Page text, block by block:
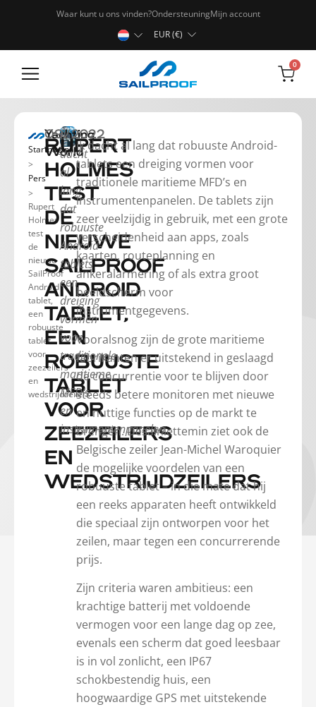
EUR (€)
Waar kunt u ons vinden?OndersteuningMijn account
0
Startpagina
>
Pers
>
Rupert
Holmes
test
de
nieuwe
SailProof
Android
tablet,
een
robuuste
tablet
voor
zeezeilers
en
wedstrijdzeilers
Yachting
World
09/2022
RUPERT
HOLMES
TEST
DE
NIEUWE
SAILPROOF
ANDROID
TABLET,
EEN
ROBUUSTE
TABLET
VOOR
ZEEZEILERS
EN
WEDSTRIJDZEILERS
Ik
dacht
al
lang
dat
robuuste
Android-
tablets
een
dreiging
vormen
voor
traditionele
maritieme
MFD’s
en
instrumentenpanelen.
Ik dacht al lang dat robuuste Android-
tablets een dreiging vormen voor
traditionele maritieme MFD’s en
instrumentenpanelen. De tablets zijn
zeer veelzijdig in gebruik, met een grote
verscheidenheid aan apps, zoals
kaarten, routeplanning en
ankeralarmering of als extra groot
beeldscherm voor
instrumentgegevens.
Vooralsnog zijn de grote maritieme
fabrikanten er uitstekend in geslaagd
de concurrentie voor te blijven door
steeds betere monitoren met nieuwe
en nuttige functies op de markt te
brengen. Desalniettemin ziet ook de
Belgische zeiler Jean-Michel Waroquier
de mogelijke voordelen van een
robuuste tablet – in die mate dat hij
een reeks apparaten heeft ontwikkeld
die speciaal zijn ontworpen voor het
zeilen, maar tegen een concurrerende
prijs.
Zijn criteria waren ambitieus: een
krachtige batterij met voldoende
vermogen voor een lange dag op zee,
evenals een scherm dat goed leesbaar
is in vol zonlicht, een IP67
schokbestendig huis, een
hoogwaardige GPS met uitstekende